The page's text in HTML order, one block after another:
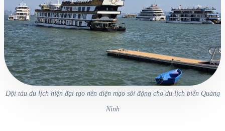
Đội tàu du lịch hiện đại tạo nên diện mạo sôi động cho du lịch biển Quảng
Ninh